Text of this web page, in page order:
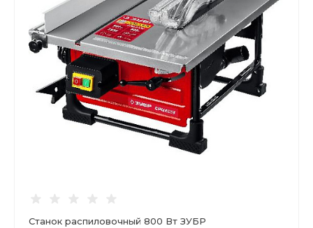
Станок распиловочный 800 Вт ЗУБР